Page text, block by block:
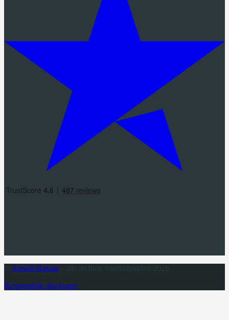
Airsoft Bazaar- alle rechten voorbehouden 2026
Responsible disclosure